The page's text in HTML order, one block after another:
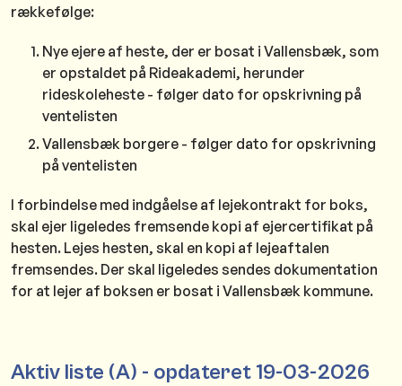
rækkefølge:
Nye ejere af heste, der er bosat i Vallensbæk, som
er opstaldet på Rideakademi, herunder
rideskoleheste - følger dato for opskrivning på
ventelisten
Vallensbæk borgere - følger dato for opskrivning
på ventelisten
I forbindelse med indgåelse af lejekontrakt for boks,
skal ejer ligeledes fremsende kopi af ejercertifikat på
hesten. Lejes hesten, skal en kopi af lejeaftalen
fremsendes. Der skal ligeledes sendes dokumentation
for at lejer af boksen er bosat i Vallensbæk kommune.
Aktiv liste (A) - opdateret 19-03-2026